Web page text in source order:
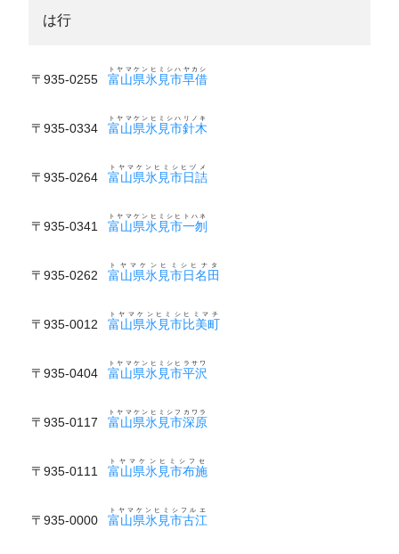
は行
〒935-0255 富山県氷見市早借
トヤマケンヒミシハヤカシ
〒935-0334 富山県氷見市針木
トヤマケンヒミシハリノキ
〒935-0264 富山県氷見市日詰
トヤマケンヒミシヒヅメ
〒935-0341 富山県氷見市一刎
トヤマケンヒミシヒトハネ
〒935-0262 富山県氷見市日名田
トヤマケンヒミシヒナタ
〒935-0012 富山県氷見市比美町
トヤマケンヒミシヒミマチ
〒935-0404 富山県氷見市平沢
トヤマケンヒミシヒラサワ
〒935-0117 富山県氷見市深原
トヤマケンヒミシフカワラ
〒935-0111 富山県氷見市布施
トヤマケンヒミシフセ
〒935-0000 富山県氷見市古江
トヤマケンヒミシフルエ